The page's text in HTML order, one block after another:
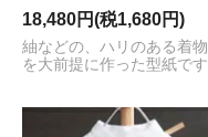
18,480円(税1,680円)
紬などの、ハリのある着
を大前提に作った型紙です